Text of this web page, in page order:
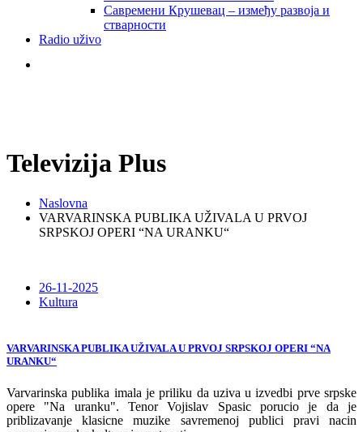
Савремени Крушевац – између развоја и
стварности
Radio uživo
Televizija Plus
Naslovna
VARVARINSKA PUBLIKA UŽIVALA U PRVOJ
SRPSKOJ OPERI “NA URANKU“
26-11-2025
Kultura
VARVARINSKA PUBLIKA UŽIVALA U PRVOJ SRPSKOJ OPERI “NA
URANKU“
Varvarinska publika imala je priliku da uziva u izvedbi prve srpske
opere "Na uranku". Tenor Vojislav Spasic porucio je da je
priblizavanje klasicne muzike savremenoj publici pravi nacin